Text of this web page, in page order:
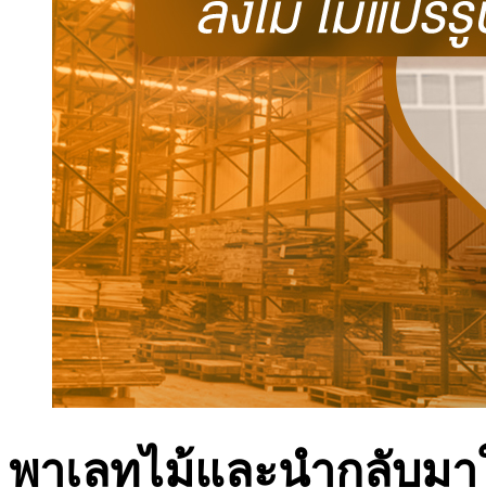
พาเลทไม้และนำกลับม